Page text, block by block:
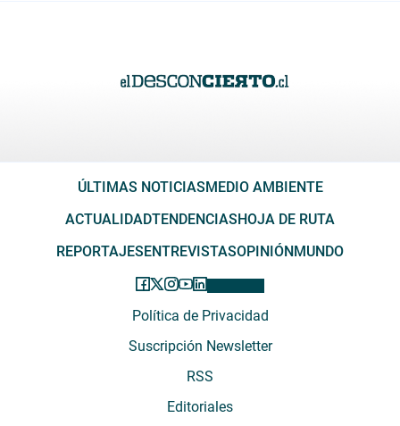
ÚLTIMAS NOTICIASMEDIO AMBIENTE
ACTUALIDADTENDENCIASHOJA DE RUTA
REPORTAJESENTREVISTASOPINIÓNMUNDO
Política de Privacidad
Suscripción Newsletter
RSS
Editoriales